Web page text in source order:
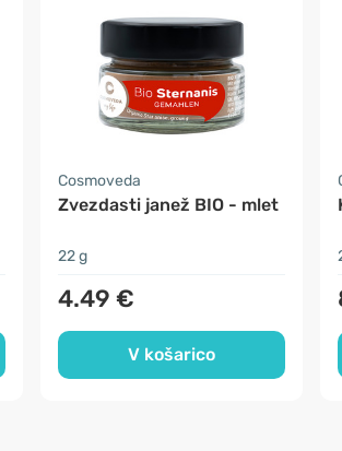
Cosmoveda
Zvezdasti janež BIO - mlet
22 g
4.49 €
V košarico